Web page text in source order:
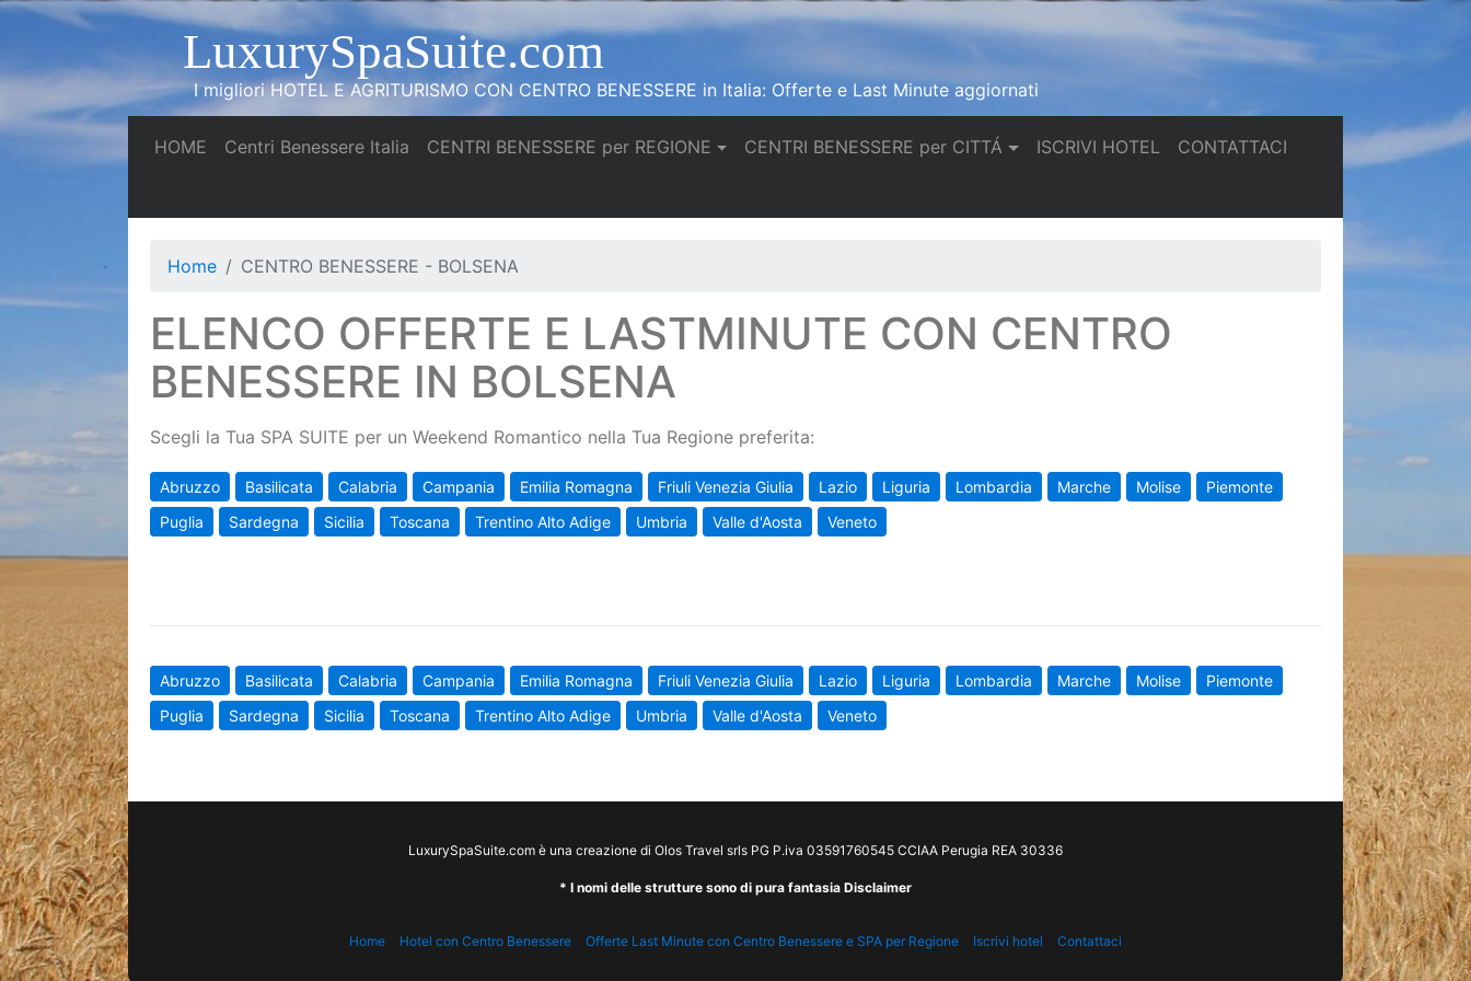
LuxurySpaSuite.com
I migliori HOTEL E AGRITURISMO CON CENTRO BENESSERE in Italia: Offerte e Last Minute aggiornati
HOME (current)
Centri Benessere Italia (current)
CENTRI BENESSERE per REGIONE CENTRI BENESSERE per CITTÁ ISCRIVI HOTEL(current)
CONTATTACI(current)
Home CENTRO BENESSERE - BOLSENA
ELENCO OFFERTE E LASTMINUTE CON CENTRO
BENESSERE IN BOLSENA
Scegli la Tua SPA SUITE per un Weekend Romantico nella Tua Regione preferita:
Abruzzo Basilicata Calabria Campania Emilia Romagna Friuli Venezia Giulia Lazio Liguria Lombardia Marche Molise
Piemonte
Puglia
Sardegna Sicilia Toscana Trentino Alto Adige Umbria Valle d'Aosta Veneto
Abruzzo Basilicata Calabria Campania Emilia Romagna Friuli Venezia Giulia Lazio Liguria Lombardia Marche Molise
Piemonte
Puglia
Sardegna Sicilia Toscana Trentino Alto Adige Umbria Valle d'Aosta Veneto
LuxurySpaSuite.com è una creazione di Olos Travel srls PG P.iva 03591760545 CCIAA Perugia REA 30336
* I nomi delle strutture sono di pura fantasia Disclaimer
Home Hotel con Centro Benessere Offerte Last Minute con Centro Benessere e SPA per Regione Iscrivi hotel Contattaci